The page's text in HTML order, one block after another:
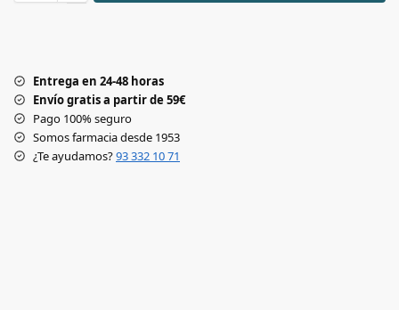
Entrega en 24-48 horas
Envío gratis a partir de 59€
Pago 100% seguro
Somos farmacia desde 1953
¿Te ayudamos?93 332 10 71